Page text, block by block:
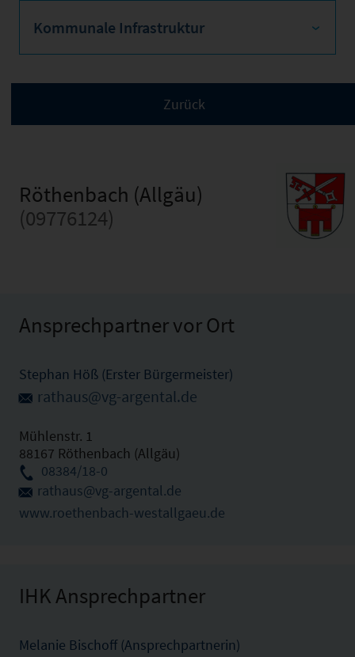
Kommunale Infrastruktur
Röthenbach (Allgäu)
(09776124)
Ansprechpartner vor Ort
Stephan Höß (Erster Bürgermeister)
rathaus@vg-argental.de
Mühlenstr. 1
88167 Röthenbach (Allgäu)
08384/18-0
rathaus@vg-argental.de
www.roethenbach-westallgaeu.de
IHK Ansprechpartner
Melanie Bischoff (Ansprechpartnerin)